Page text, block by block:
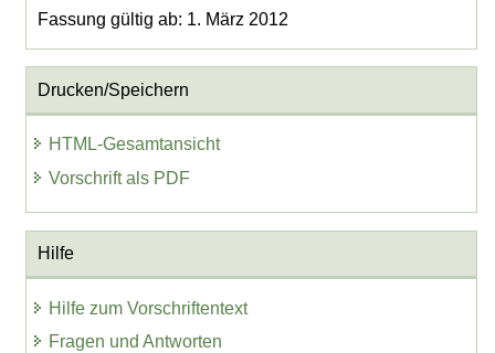
Fassung gültig ab: 1. März 2012
Drucken/Speichern
HTML-Gesamtansicht
Vorschrift als PDF
Hilfe
Hilfe zum Vorschriftentext
Fragen und Antworten